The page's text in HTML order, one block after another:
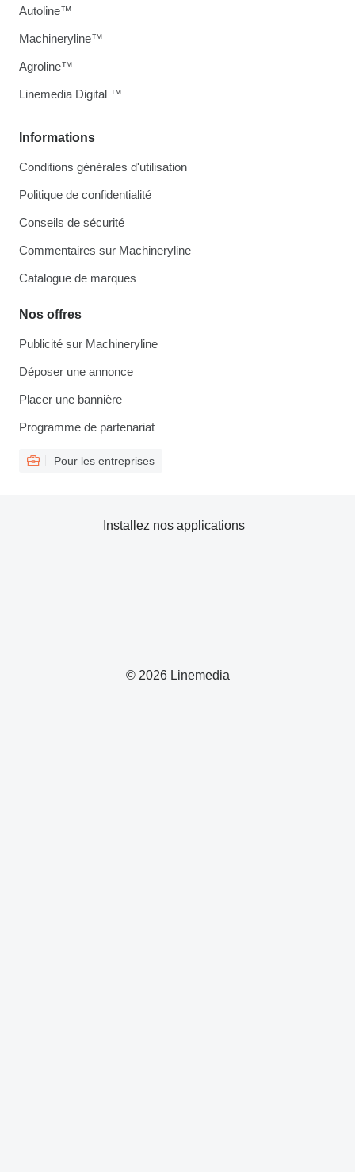
Informations
Conditions générales d'utilisation
Politique de confidentialité
Conseils de sécurité
Commentaires sur Machineryline
Catalogue de marques
Nos offres
Publicité sur Machineryline
Déposer une annonce
Placer une bannière
Programme de partenariat
Pour les entreprises
Autoline™
Machineryline™
Agroline™
Linemedia Digital ™
© 2026 Linemedia
Installez nos applications